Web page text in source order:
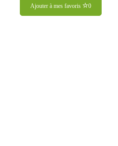
Ajouter à mes favoris 0